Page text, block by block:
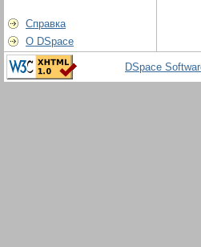
Справка
О DSpace
DSpace